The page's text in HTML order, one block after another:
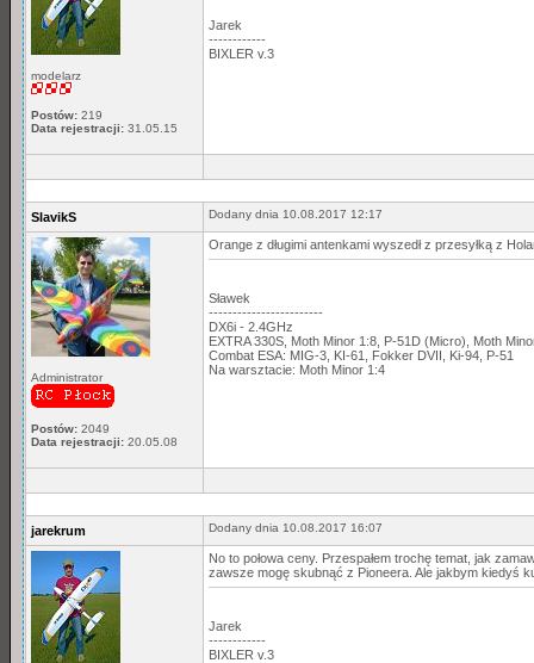
modelarz
Postów: 219
Data rejestracji: 31.05.15
Jarek
------------
BIXLER v.3
SlavikS Dodany dnia 10.08.2017 12:17
Administrator
Postów: 2049
Data rejestracji: 20.05.08
Orange z długimi antenkami wyszedł z przesyłką z
Sławek
------------------------
DX6i - 2.4GHz
EXTRA 330S, Moth Minor 1:8, P-51D (Micro), Moth
Combat ESA: MIG-3, KI-61, Fokker DVII, Ki-94, P-51
Na warsztacie: Moth Minor 1:4
jarekrum Dodany dnia 10.08.2017 16:07
No to połowa ceny. Przespałem trochę temat, jak
zawsze mogę skubnąć z Pioneera. Ale jakbym kiedyś
Jarek
------------
BIXLER v.3